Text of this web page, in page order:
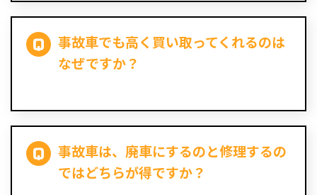
事故車でも高く買い取ってくれるのは
なぜですか？
事故車は、廃車にするのと修理するの
ではどちらが得ですか？